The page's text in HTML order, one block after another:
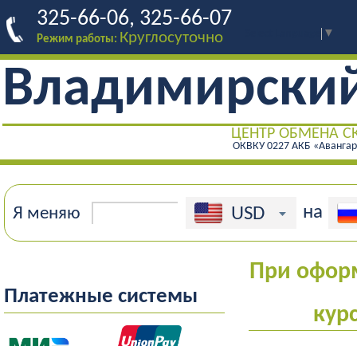
325-66-06, 325-66-07
Режим работы: Круглосуточно ▼
ЦЕНТР ОБМЕНА
ОКВКУ 0227 АКБ
Я меняю USD на
Платежные системы
При